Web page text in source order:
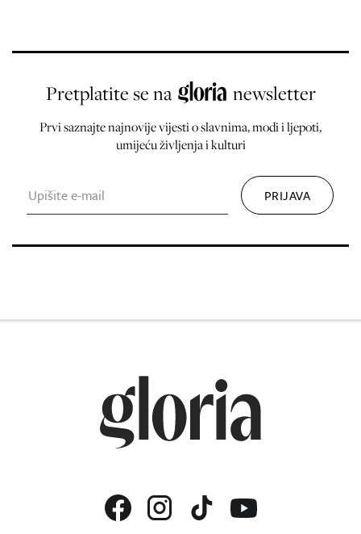
Pretplatite se na newsletter
Prvi saznajte najnovije vijesti o slavnima, modi i ljepoti,
umijeću življenja i kulturi